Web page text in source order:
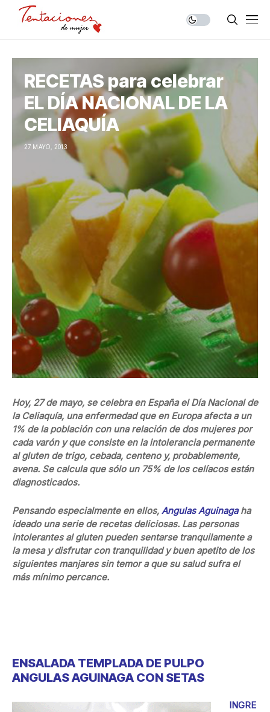
RECETAS para celebrar
EL DÍA NACIONAL DE LA
CELIAQUÍA
27 MAYO, 2013
Hoy, 27 de mayo, se celebra en España el Día Nacional de
la Celiaquía, una enfermedad que en Europa afecta a un
1% de la población con una relación de dos mujeres por
cada varón y que consiste en la intolerancia permanente
al gluten de trigo, cebada, centeno y, probablemente,
avena. Se calcula que sólo un 75% de los celíacos están
diagnosticados.
Pensando especialmente en ellos, Angulas Aguinagaha
ideado una serie de recetas deliciosas. Las personas
intolerantes al gluten pueden sentarse tranquilamente a
la mesa y disfrutar con tranquilidad y buen apetito de los
siguientes manjares sin temor a que su salud sufra el
más mínimo percance.
ENSALADA TEMPLADA DE PULPO
ANGULAS AGUINAGA CON SETAS
INGRE